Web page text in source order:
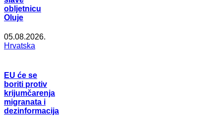
obljetnicu
Oluje
05.08.2026.
Hrvatska
EU će se
boriti protiv
krijumčarenja
migranata i
dezinformacija